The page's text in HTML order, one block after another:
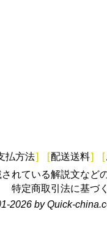
払方法] [配送送料] [
れている解説文など
特定商取引法に基づ
2026 by Quick-